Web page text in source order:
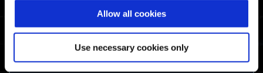
Allow all cookies
Use necessary cookies only
che hanno giocato la beta aperta
riceveranno ora questa ricompensa. Questo
oggetto bonus potrebbe essere reso